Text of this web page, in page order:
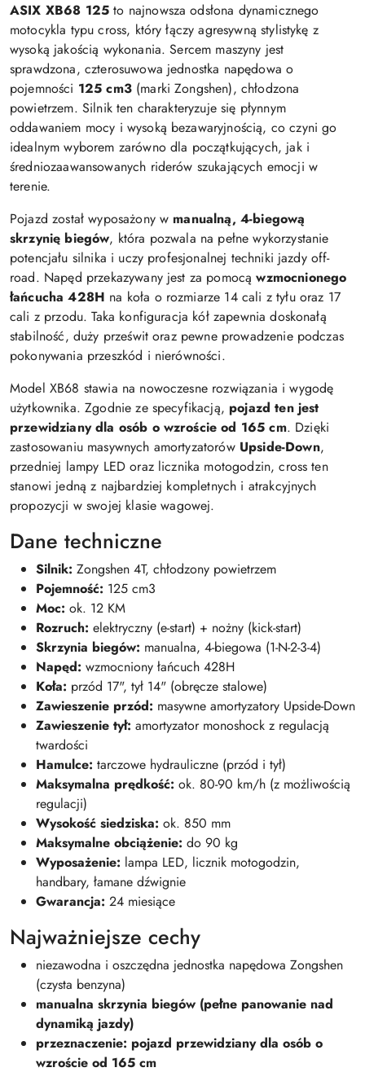
ASIX XB68 125 to najnowsza odsłona dynamicznego
motocykla typu cross, który łączy agresywną stylistykę z
wysoką jakością wykonania. Sercem maszyny jest
sprawdzona, czterosuwowa jednostka napędowa o
pojemności 125 cm3(marki Zongshen), chłodzona
powietrzem. Silnik ten charakteryzuje się płynnym
oddawaniem mocy i wysoką bezawaryjnością, co czyni go
idealnym wyborem zarówno dla początkujących, jak i
średniozaawansowanych riderów szukających emocji w
terenie.
Pojazd został wyposażony w manualną, 4-biegową
skrzynię biegów, która pozwala na pełne wykorzystanie
potencjału silnika i uczy profesjonalnej techniki jazdy off-
road. Napęd przekazywany jest za pomocąwzmocnionego
łańcucha 428H na koła o rozmiarze 14 cali z tyłu oraz 17
cali z przodu. Taka konfiguracja kół zapewnia doskonałą
stabilność, duży prześwit oraz pewne prowadzenie podczas
pokonywania przeszkód i nierówności.
Model XB68 stawia na nowoczesne rozwiązania i wygodę
użytkownika. Zgodnie ze specyfikacją, pojazd ten jest
przewidziany dla osób o wzroście od 165 cm. Dzięki
zastosowaniu masywnych amortyzatorów Upside-Down,
przedniej lampy LED oraz licznika motogodzin, cross ten
stanowi jedną z najbardziej kompletnych i atrakcyjnych
propozycji w swojej klasie wagowej.
Dane techniczne
Silnik: Zongshen 4T, chłodzony powietrzem
Pojemność: 125 cm3
Moc: ok. 12 KM
Rozruch: elektryczny (e-start) + nożny (kick-start)
Skrzynia biegów: manualna, 4-biegowa (1-N-2-3-4)
Napęd: wzmocniony łańcuch 428H
Koła: przód 17", tył 14" (obręcze stalowe)
Zawieszenie przód: masywne amortyzatory Upside-Down
Zawieszenie tył: amortyzator monoshock z regulacją
twardości
Hamulce: tarczowe hydrauliczne (przód i tył)
Maksymalna prędkość: ok. 80-90 km/h (z możliwością
regulacji)
Wysokość siedziska: ok. 850 mm
Maksymalne obciążenie: do 90 kg
Wyposażenie: lampa LED, licznik motogodzin,
handbary, łamane dźwignie
Gwarancja: 24 miesiące
Najważniejsze cechy
niezawodna i oszczędna jednostka napędowa Zongshen
(czysta benzyna)
manualna skrzynia biegów (pełne panowanie nad
dynamiką jazdy)
przeznaczenie: pojazd przewidziany dla osób o
wzroście od 165 cm